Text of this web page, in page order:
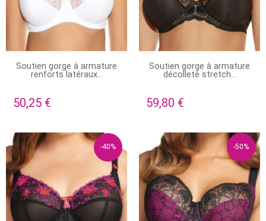
PRODUIT DISPONIBLE AVEC
D'AUTRES OPTIONS
Soutien gorge à armature
renforts latéraux...
50,25 €
EN STOCK
Soutien gorge à armature
décolleté stretch...
59,80 €
-40% -50%